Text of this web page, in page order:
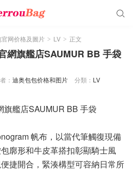

网价格及圖片 > LV > 正文
網旗艦店SAUMUR BB 手袋
： 迪奥包包价格和图片 分類： LV
旗艦店SAUMUR BB 手袋
帆布，以當代筆觸復現備
廓形和牛皮革搭扣彰顯騎士風
捷開合，緊湊構型可容納日常所